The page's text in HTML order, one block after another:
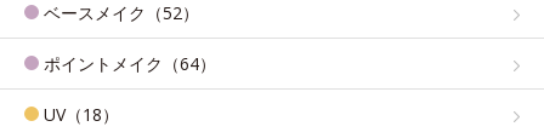
ベースメイク（52）
ポイントメイク（64）
UV（18）